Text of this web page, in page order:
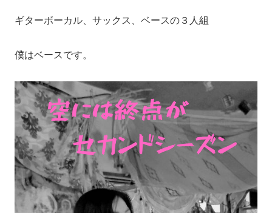
ギターボーカル、サックス、ベースの３人組
僕はベースです。